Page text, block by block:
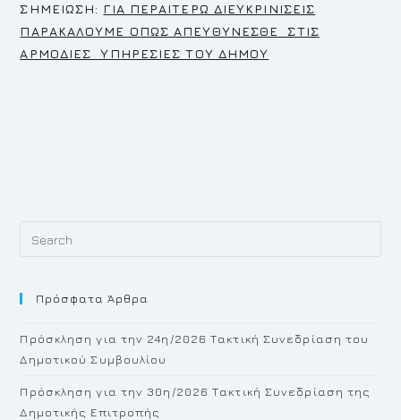
ΣΗΜΕΙΩΣΗ: ΓΙΑ ΠΕΡΑΙΤΕΡΩ ΔΙΕΥΚΡΙΝΙΣΕΙΣ
ΠΑΡΑΚΑΛΟΥΜΕ ΟΠΩΣ ΑΠΕΥΘΥΝΕΣΘΕ ΣΤΙΣ
ΑΡΜΟΔΙΕΣ ΥΠΗΡΕΣΙΕΣ ΤΟΥ ΔΗΜΟΥ
Πρόσφατα Άρθρα
Πρόσκληση για την 24η/2026 Τακτική Συνεδρίαση του
Δημοτικού Συμβουλίου
Πρόσκληση για την 30η/2026 Τακτική Συνεδρίαση της
Δημοτικής Επιτροπής